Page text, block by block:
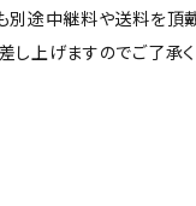
別途中継料や送料を頂
し上げますのでご了承く